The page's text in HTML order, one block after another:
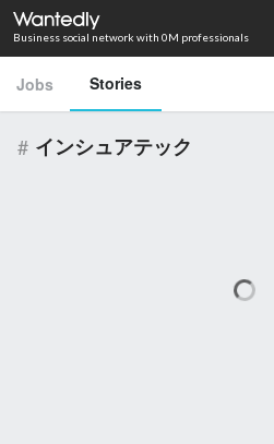
Business social network with 0M professionals
Jobs Stories
# インシュアテック